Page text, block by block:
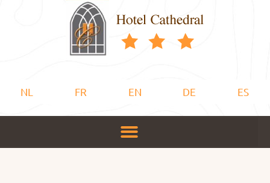
NL FR EN DE ES